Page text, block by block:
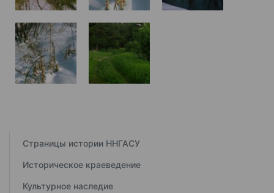
Страницы истории ННГАСУ
Историческое краеведение
Культурное наследие